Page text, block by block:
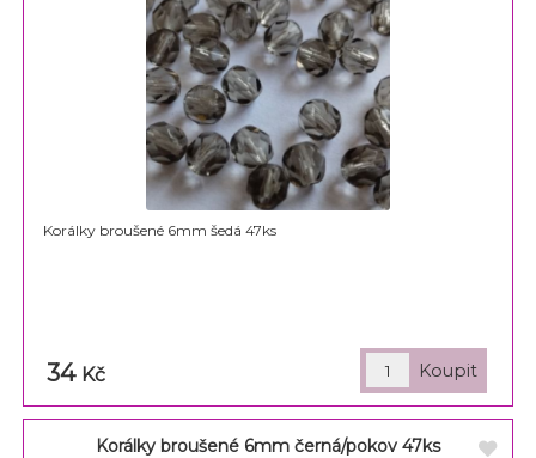
Korálky broušené 6mm šedá 47ks
34 Kč
Korálky broušené 6mm černá/pokov 47ks